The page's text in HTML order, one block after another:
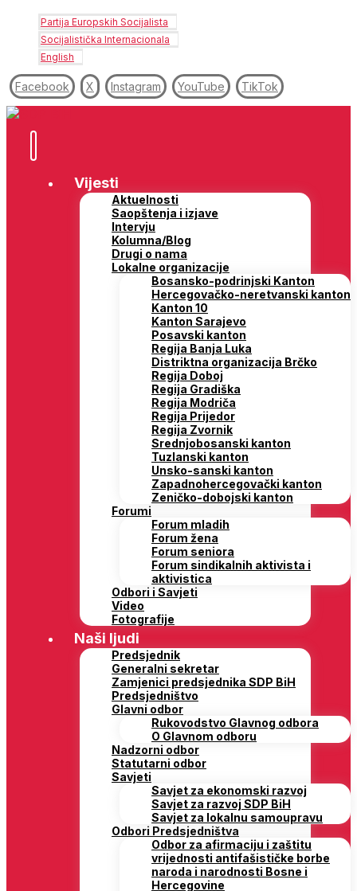
Partija Europskih Socijalista
Socijalistička Internacionala
English
Facebook X Instagram YouTube TikTok
Vijesti
Aktuelnosti
Saopštenja i izjave
Intervju
Kolumna/Blog
Drugi o nama
Lokalne organizacije
Bosansko-podrinjski Kanton
Hercegovačko-neretvanski kanton
Kanton 10
Kanton Sarajevo
Posavski kanton
Regija Banja Luka
Distriktna organizacija Brčko
Regija Doboj
Regija Gradiška
Regija Modriča
Regija Prijedor
Regija Zvornik
Srednjobosanski kanton
Tuzlanski kanton
Unsko-sanski kanton
Zapadnohercegovački kanton
Zeničko-dobojski kanton
Forumi
Forum mladih
Forum žena
Forum seniora
Forum sindikalnih aktivista i
aktivistica
Odbori i Savjeti
Video
Fotografije
Naši ljudi
Predsjednik
Generalni sekretar
Zamjenici predsjednika SDP BiH
Predsjedništvo
Glavni odbor
Rukovodstvo Glavnog odbora
O Glavnom odboru
Nadzorni odbor
Statutarni odbor
Savjeti
Savjet za ekonomski razvoj
Savjet za razvoj SDP BiH
Savjet za lokalnu samoupravu
Odbori Predsjedništva
Odbor za afirmaciju i zaštitu
vrijednosti antifašističke borbe
naroda i narodnosti Bosne i
Hercegovine